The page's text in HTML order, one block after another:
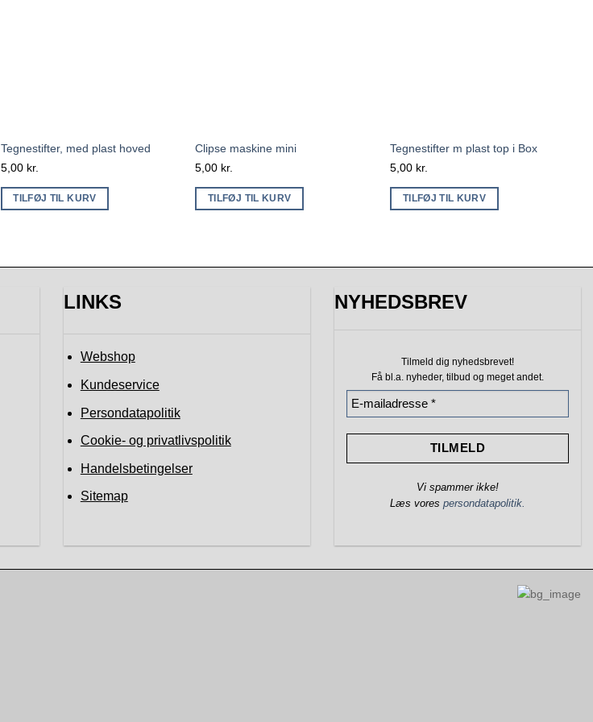
Tegnestifter, med plast hoved
5,00 kr.
TILFØJ TIL KURV
Clipse maskine mini
5,00 kr.
TILFØJ TIL KURV
Tegnestifter m plast top i Box
5,00 kr.
TILFØJ TIL KURV
LINKS
Webshop
Kundeservice
Persondatapolitik
Cookie- og privatlivspolitik
Handelsbetingelser
Sitemap
NYHEDSBREV
Tilmeld dig nyhedsbrevet!
Få bl.a. nyheder, tilbud og meget andet.
Vi spammer ikke!
Læs vores persondatapolitik.